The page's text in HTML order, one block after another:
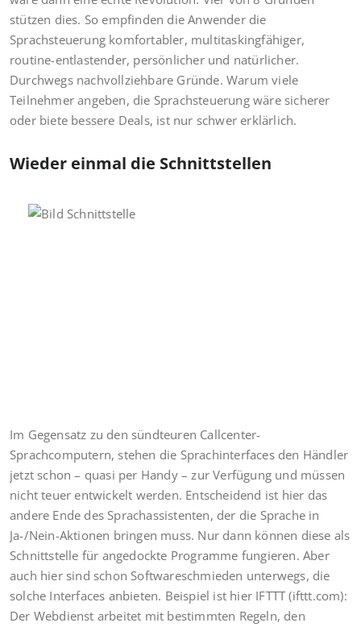
stützen dies. So empfinden die Anwender die
Sprachsteuerung komfortabler, multitaskingfähiger,
routine-entlastender, persönlicher und natürlicher.
Durchwegs nachvollziehbare Gründe. Warum viele
Teilnehmer angeben, die Sprachsteuerung wäre sicherer
oder biete bessere Deals, ist nur schwer erklärlich.
Wieder einmal die Schnittstellen
Im Gegensatz zu den sündteuren Callcenter-
Sprachcomputern, stehen die Sprachinterfaces den Händler
jetzt schon – quasi per Handy – zur Verfügung und müssen
nicht teuer entwickelt werden. Entscheidend ist hier das
andere Ende des Sprachassistenten, der die Sprache in
Ja-/Nein-Aktionen bringen muss. Nur dann können diese als
Schnittstelle für angedockte Programme fungieren. Aber
auch hier sind schon Softwareschmieden unterwegs, die
solche Interfaces anbieten. Beispiel ist hier IFTTT (ifttt.com):
Der Webdienst arbeitet mit bestimmten Regeln, den